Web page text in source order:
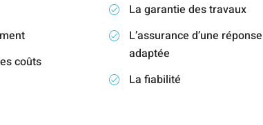
coûts
La garantie des travaux
L’assurance d’une réponse
adaptée
La fiabilité